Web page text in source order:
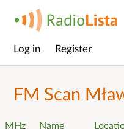
Main
Log in Register
FM Scan
MHz Name